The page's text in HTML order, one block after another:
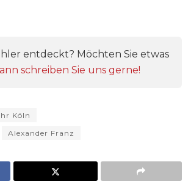
entdeckt? Möchten Sie etwas
schreiben Sie uns gerne!
Köln
Alexander Franz